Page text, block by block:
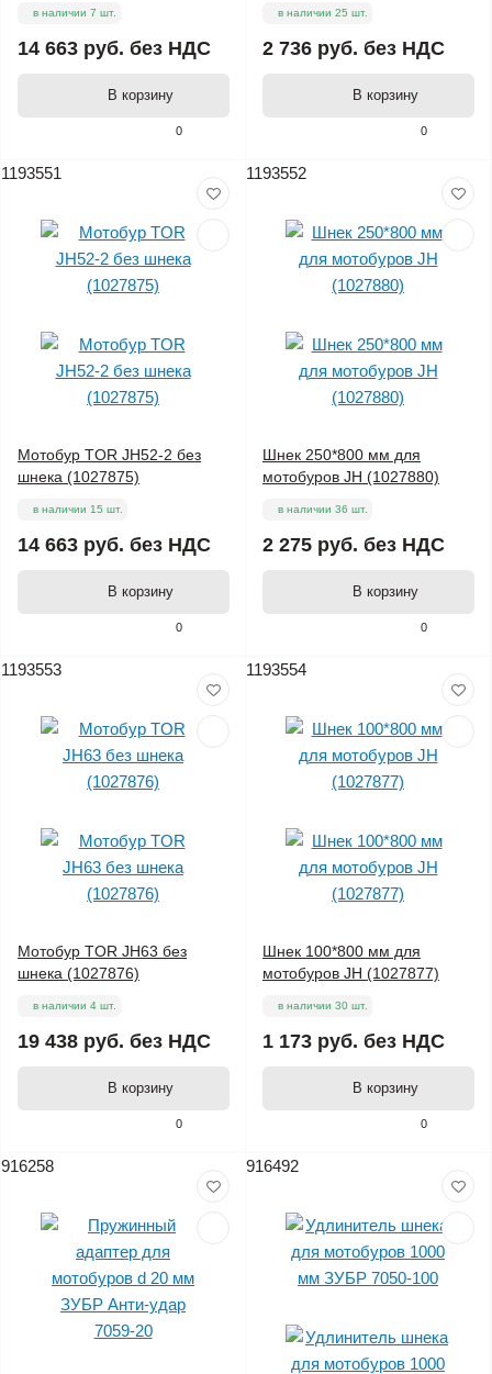
0
в наличии 7 шт.
14 663 руб. без НДС
В корзину
0
в наличии 25 шт.
2 736 руб. без НДС
В корзину
1193551
0
Мотобур TOR JH52-2 без
шнека (1027875)
в наличии 15 шт.
14 663 руб. без НДС
В корзину
1193552
0
Шнек 250*800 мм для
мотобуров JH (1027880)
в наличии 36 шт.
2 275 руб. без НДС
В корзину
1193553
0
Мотобур TOR JH63 без
шнека (1027876)
в наличии 4 шт.
19 438 руб. без НДС
В корзину
1193554
0
Шнек 100*800 мм для
мотобуров JH (1027877)
в наличии 30 шт.
1 173 руб. без НДС
В корзину
916258 916492